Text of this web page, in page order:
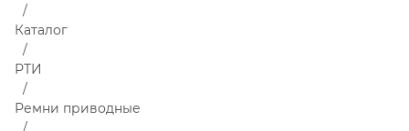
Каталог
РТИ
Ремни приводные